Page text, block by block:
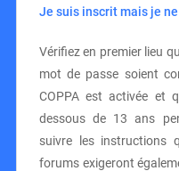
Je suis inscrit mais je
Vérifiez en premier lieu
mot de passe soient
COPPA est activée et
dessous de 13 ans
suivre les instructions
forums exigeront